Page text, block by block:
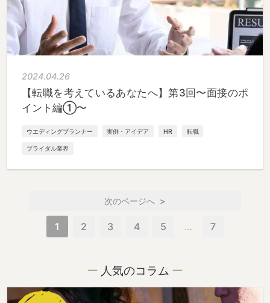
2024.04.26
【転職を考えているあなたへ】第3回〜面接のポ
イント編①〜
ウエディングプランナー 実例・アイデア HR 転職
ブライダル業界
>
1 2 3 4 5 … 7
人気のコラム